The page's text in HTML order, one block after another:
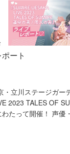
ート
立川ステージガー
2023 TALES OF
たって開催！ 声優